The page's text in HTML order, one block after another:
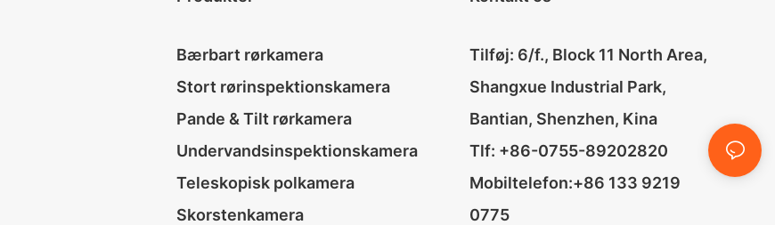
Bærbart rørkamera
Stort rørinspektionskamera
Pande & Tilt rørkamera
Undervandsinspektionskamera
Teleskopisk polkamera
Skorstenkamera
Tilføj: 6/f., Block 11 North Area,
Shangxue Industrial Park,
Bantian, Shenzhen, Kina
Tlf: +86-0755-89202820
Mobiltelefon:+86 133 9219
0775